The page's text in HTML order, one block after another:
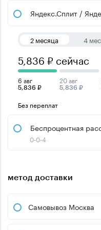
Яндекс.Сплит /
2 месяца 4
5,836 ₽ сейчас
6 авг
5,836 ₽
20 авг
5,836 ₽
Без переплат
Беспроцентная
0-0-4
метод доставки
Самовывоз Москва